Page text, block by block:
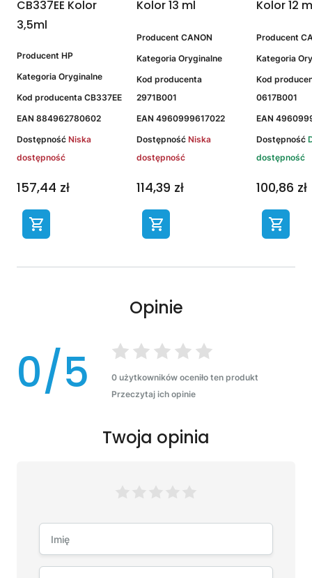
CB337EE Kolor
3,5ml
Producent HP
Kategoria Oryginalne
Kod producenta CB337EE
EAN 884962780602
Dostępność Niska
dostępność
157,44 zł
Kolor 13 ml
Producent CANON
Kategoria Oryginalne
Kod producenta
2971B001
EAN 4960999617022
Dostępność Niska
dostępność
114,39 zł
Kolor 12
Producent
Kategoria
Kod
0617B001
EAN
Dostępność
dostępność
100,86 zł
Opinie
0/5
0 użytkowników oceniło ten produkt
Przeczytaj ich opinie
Twoja opinia